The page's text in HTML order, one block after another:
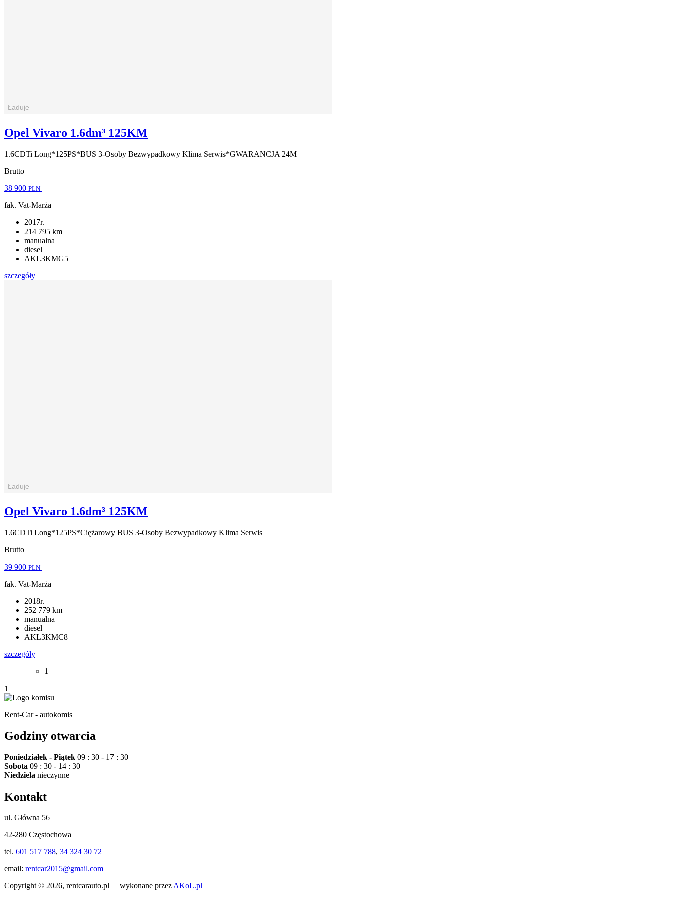
Opel Vivaro 1.6dm³ 125KM
1.6CDTi Long*125PS*BUS 3-Osoby Bezwypadkowy Klima Serwis*GWARANCJA 24M
Brutto
38 900 PLN
fak. Vat-Marża
2017r.
214 795 km
manualna
diesel
AKL3KMG5
szczegóły
Opel Vivaro 1.6dm³ 125KM
1.6CDTi Long*125PS*Ciężarowy BUS 3-Osoby Bezwypadkowy Klima Serwis
Brutto
39 900 PLN
fak. Vat-Marża
2018r.
252 779 km
manualna
diesel
AKL3KMC8
szczegóły
1
1
Rent-Car - autokomis
Godziny otwarcia
Poniedziałek - Piątek 09 : 30 - 17 : 30
Sobota 09 : 30 - 14 : 30
Niedziela nieczynne
Kontakt
ul. Główna 56
42-280 Częstochowa
tel. 601 517 788, 34 324 30 72
email: rentcar2015@gmail.com
Copyright © 2026, rentcarauto.pl wykonane przezAKoL.pl